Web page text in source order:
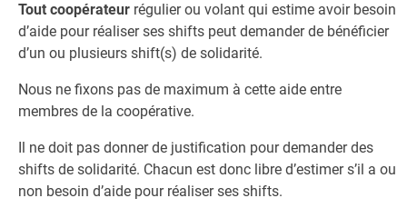
Tout coopérateur régulier ou volant qui estime avoir besoin
d’aide pour réaliser ses shifts peut demander de bénéficier
d’un ou plusieurs shift(s) de solidarité.
Nous ne fixons pas de maximum à cette aide entre
membres de la coopérative.
Il ne doit pas donner de justification pour demander des
shifts de solidarité. Chacun est donc libre d’estimer s’il a ou
non besoin d’aide pour réaliser ses shifts.